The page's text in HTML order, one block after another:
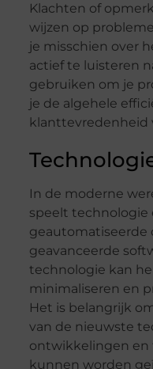
Klachten of
wijzen op
je misschien over
actief te luisteren
gebruiken om je
je de algehele
klanttevredenheid
In de moderne
speelt technologie
geautomatiseerde
geavanceerde
technologie kan
minimaliseren en
Het is belangrijk
van de nieuwste
ontwikkelingen en
kunnen worden